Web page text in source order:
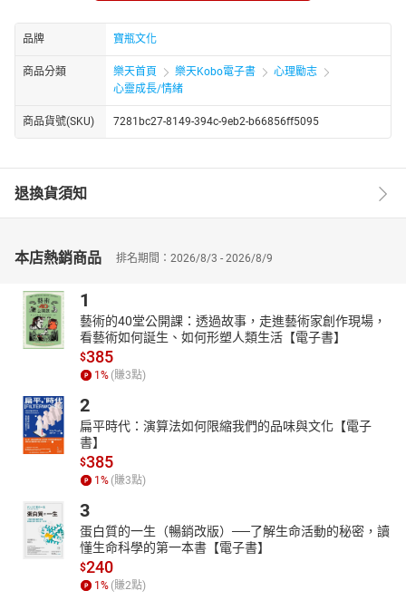
她是「連同傷疤一起愛」的勇敢女孩。
八仙塵燃的驚天一爆，猶如戰爭虐境，更碎裂了許多人的青春與夢
想。
全身燒燙傷高達58%，從死神手中逃脫的陳寧，在送達醫院，置放
尿管那一刻開始，她的身體不再屬於她。
家人一口一口餵飯，如廁在床上進行……完全失去生活自理能力的
她，退化為一個比幼稚園還不如的孩子。
到熟悉。當止痛藥都失效，她僅存的武器，是無盡的深呼吸及忍
耐，但出院後的復建，更是人間牢籠，疤痕增生像頭永遠吃不飽的
掙扎求生的是：
爸爸：「我們會一直陪著妳走……」
男友：「讓我們一起習慣傷疤……」
住院時，妹妹無悔照顧她兩個半月。
在經歷翻天覆地的人生巨變後，因為曾經幾乎失去所有，如今的
她，更容易看見幸福，她也相信，自己會愈來愈喜歡自己，連同身
上的傷疤一起愛。
名人推薦
◎曾元生（三軍總醫院燒傷中心主任）、黃少華（宏碁共同創辦人
及前董事長）、舒靜嫻（陽光社會福利基金會執行長）、藍于洺
（TVBS主播、生活組記者）專文撰序。侯友宜（新北市副市長）、
徐語珞（陽光基金會諮商心理師）、鄭靜宜（輔仁大學織品服裝學
系副教授兼品牌與時尚經營管理碩士學位學程主任）動人推薦。
（依姓氏筆劃順序排列）
◎「何其榮幸，我能有機會為陳寧這本書寫下隻字片語。出院之
後，與病患偶爾碰面了，病患會對我們說聲謝謝，但其實我往往學
品牌 寶瓶文化
商品分類 樂天首頁 樂天Kobo電子書
心理勵志
心靈成長/情緒
商品貨號(SKU) 7281bc27-8149-394c-9eb2-b66856ff5095
退換貨須知
本店熱銷商品 排名期間：2026/8/3 - 2026/8/9
1
藝術的40堂公開課：透過故事，走進藝術家創作現場，
看藝術如何誕生、如何形塑人類生活【電子書】
$385
1 % (賺3點)
2
扁平時代：演算法如何限縮我們的品味與文化【電子
書】
$385
1 % (賺3點)
3
蛋白質的一生（暢銷改版）──了解生命活動的秘密，讀
懂生命科學的第一本書【電子書】
$240
1 % (賺2點)